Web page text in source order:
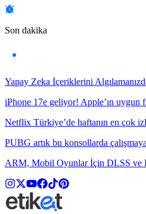
Son dakika
Yapay Zeka İçeriklerini
iPhone 17e geliyor! Apple’ın uygun
Netflix Türkiye’de haftanın en çok
PUBG artık bu konsollarda
ARM, Mobil Oyunlar İçin DLSS ve